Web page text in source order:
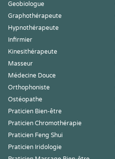
Geobiologue
Graphothérapeute
Hypnothérapeute
Infirmier
Kinesithérapeute
Masseur
Médecine Douce
Orthophoniste
Ostéopathe
Praticien Bien-être
Praticien Chromothérapie
Praticien Feng Shui
Praticien Iridologie